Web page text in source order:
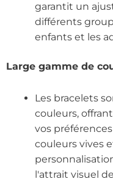
garantit un
différents
enfants et les
Large gamme de
Les bracelets
couleurs,
vos
couleurs vives
l'attrait visuel